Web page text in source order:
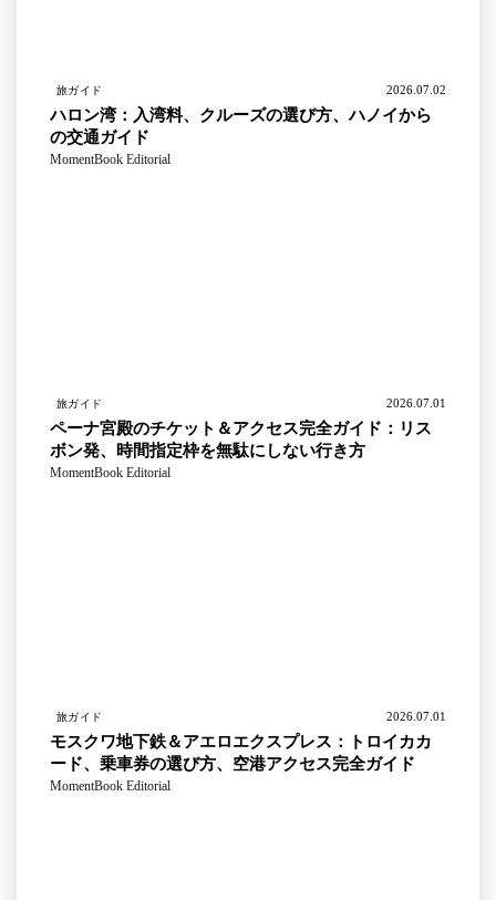
旅ガイド 2026.07.02
ハロン湾：入湾料、クルーズの選び方、ハノイから
の交通ガイド
MomentBook Editorial
旅ガイド 2026.07.01
ペーナ宮殿のチケット＆アクセス完全ガイド：リス
ボン発、時間指定枠を無駄にしない行き方
MomentBook Editorial
旅ガイド 2026.07.01
モスクワ地下鉄＆アエロエクスプレス：トロイカカ
ード、乗車券の選び方、空港アクセス完全ガイド
MomentBook Editorial